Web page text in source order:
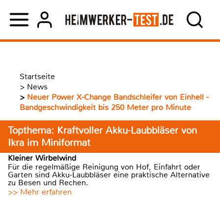
Startseite
> News
> Neuer Power X-Change Bandschleifer von Einhell -
Bandgeschwindigkeit bis 250 Meter pro Minute
Topthema: Kraftvoller Akku-Laubbläser von
Ikra im Miniformat
Kleiner Wirbelwind
Für die regelmäßige Reinigung von Hof, Einfahrt oder
Garten sind Akku-Laubbläser eine praktische Alternative
zu Besen und Rechen.
>> Mehr erfahren